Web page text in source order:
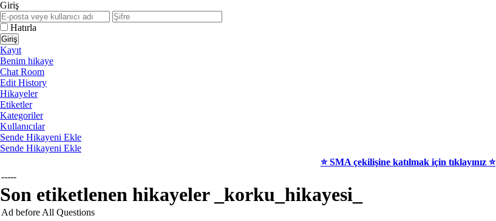
Giriş
Hatırla
Kayıt
Benim hikaye
Chat Room
Edit History
Hikayeler
Etiketler
Kategoriler
Kullanıcılar
Sende Hikayeni Ekle
Sende Hikayeni Ekle
⭐ SMA çekilişine katılmak için tıklayınız ⭐
-----
Son etiketlenen hikayeler _korku_hikayesi_
Ad before All Questions